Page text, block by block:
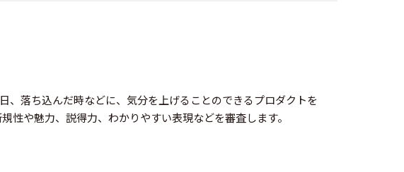
落ち込んだ時などに、気分を上げることのできるプロダクトを
や魅力、説得力、わかりやすい表現などを審査します。